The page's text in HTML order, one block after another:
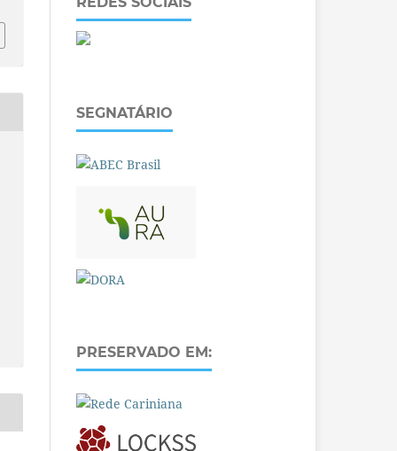
SEGNATÁRIO
PRESERVADO EM: